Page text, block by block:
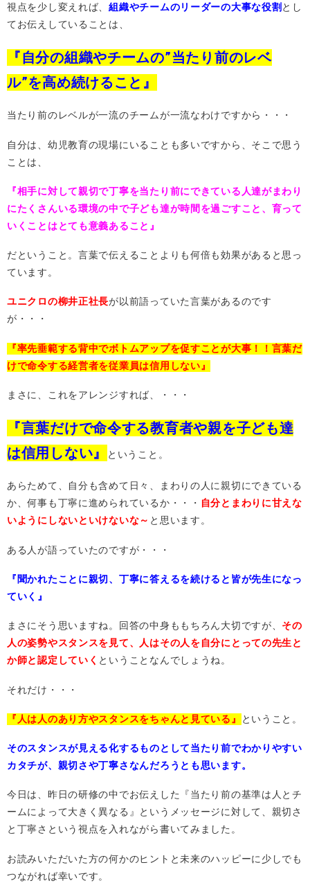
視点を少し変えれば、組織やチームのリーダーの大事な役割 とし
てお伝えしていることは、
『自分の組織やチームの”当たり前のレベ
ル”を高め続けること』
当たり前のレベルが一流のチームが一流なわけですから・・・
自分は、幼児教育の現場にいることも多いですから、そこで思う
ことは、
『相手に対して親切で丁寧を当たり前にできている人達がまわり
にたくさんいる環境の中で子ども達が時間を過ごすこと、育って
いくことはとても意義あること』
だということ。言葉で伝えることよりも何倍も効果があると思っ
ています。
ユニクロの柳井正社長が以前語っていた言葉があるのです
が・・・
『率先垂範する背中でボトムアップを促すことが大事！！言葉だ
けで命令する経営者を従業員は信用しない』
まさに、これをアレンジすれば、・・・
『言葉だけで命令する教育者や親を子ども達
は信用しない』
ということ。
あらためて、自分も含めて日々、まわりの人に親切にできている
か、何事も丁寧に進められているか・・・ 自分とまわりに甘えな
いようにしないといけないな～ と思います。
ある人が語っていたのですが・・・
『聞かれたことに親切、丁寧に答えるを続けると皆が先生になっ
ていく』
まさにそう思いますね。回答の中身ももちろん大切ですが、 その
人の姿勢やスタンスを見て、人はその人を自分にとっての先生と
か師と認定していく ということなんでしょうね。
それだけ・・・
『人は人のあり方やスタンスをちゃんと見ている』 ということ。
そのスタンスが見える化するものとして当たり前でわかりやすい
カタチが、親切さや丁寧さなんだろうとも思います。
今日は、昨日の研修の中でお伝えした『当たり前の基準は人とチ
ームによって大きく異なる』というメッセージに対して、親切さ
と丁寧さという視点を入れながら書いてみました。
お読みいただいた方の何かのヒントと未来のハッピーに少しでも
つながれば幸いです。